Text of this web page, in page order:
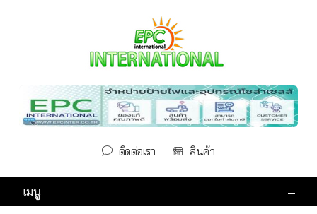
ติดต่อเรา สินค้า
เมนู